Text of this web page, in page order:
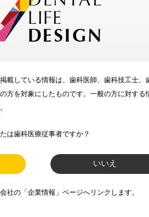
載している情報は、歯科医師、歯科技工士、
方を対象にしたものです。一般の方に対する
は歯科医療従事者ですか？
いいえ
社の「企業情報」ページへリンクします。
メリット
ルマガジンでお届け
衛生士、歯科技工士）に
ます。